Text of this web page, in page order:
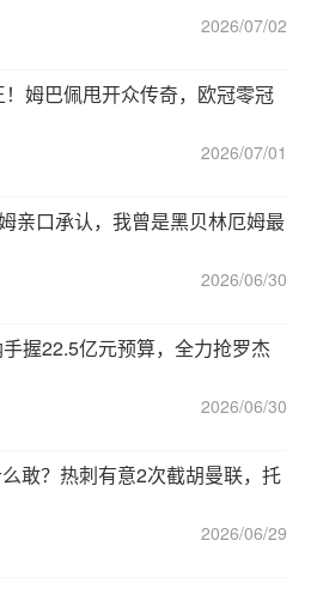
2026/07/02
姆巴佩甩开众传奇，欧冠零冠
2026/07/01
亲口承认，我曾是黑贝林厄姆最
2026/06/30
握22.5亿元预算，全力抢罗杰
2026/06/30
敢？热刺有意2次截胡曼联，托
2026/06/29